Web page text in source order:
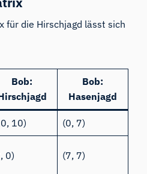
für die Hirschjagd lässt sich
Bob:
Bob:
Hasenjagd
10) (0, 7)
0) (7, 7)